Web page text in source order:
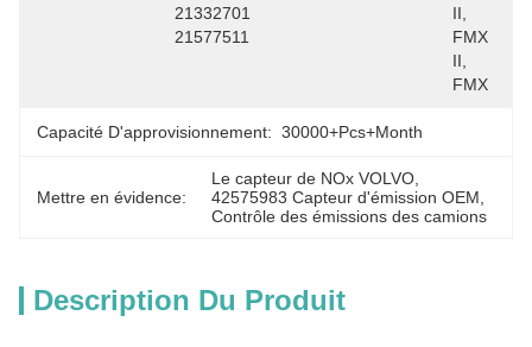
21332701
21577511
II,
FMX
II,
FMX
Capacité D'approvisionnement: 30000+Pcs+Month
Mettre en évidence:
Le capteur de NOx VOLVO
42575983 Capteur d'émission OEM
Contrôle des émissions des camions
Description Du Produit